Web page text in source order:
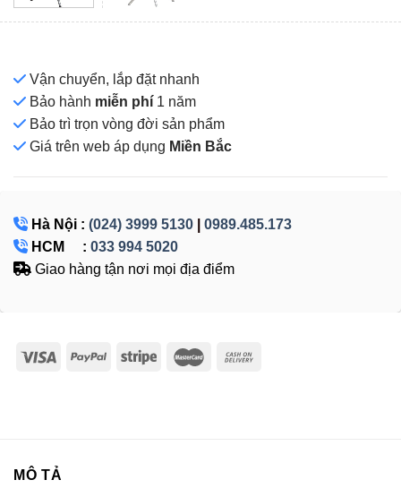
Vận chuyển, lắp đặt nhanh
Bảo hành miễn phí 1 năm
Bảo trì trọn vòng đời sản phẩm
Giá trên web áp dụng Miền Bắc
Hà Nội : (024) 3999 5130
0989.485.173
HCM : 033 994 5020
Giao hàng tận nơi mọi địa điểm
MÔ TẢ